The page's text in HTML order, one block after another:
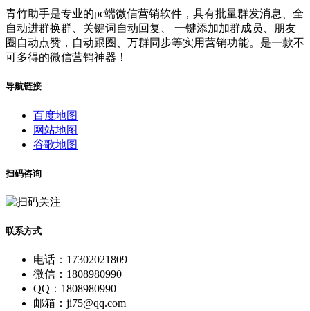
青竹助手是专业的pc端微信营销软件，具有批量群发消息、全
自动进群换群、关键词自动回复、 一键添加加群成员、朋友
圈自动点赞，自动跟圈、万群同步等实用营销功能。是一款不
可多得的微信营销神器！
导航链接
百度地图
网站地图
谷歌地图
扫码咨询
联系方式
电话：17302021809
微信：1808980990
QQ：1808980990
邮箱：ji75@qq.com